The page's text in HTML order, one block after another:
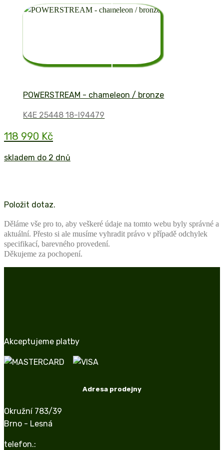
POWERSTREAM - chameleon / bronze
K4E 25448 18-I94479
118 990 Kč
skladem do 2 dnů
Položit dotaz.
Děláme vše pro to, aby veškeré údaje na tomto webu byly správné a
aktuální. Přesto si ale musíme vyhradit právo v případě odchylek
specifikací, barevného provedení.
Děkujeme za pochopení.
Akceptujeme platby
Adresa prodejny
Okružní 783/39
Brno - Lesná
telefon.: